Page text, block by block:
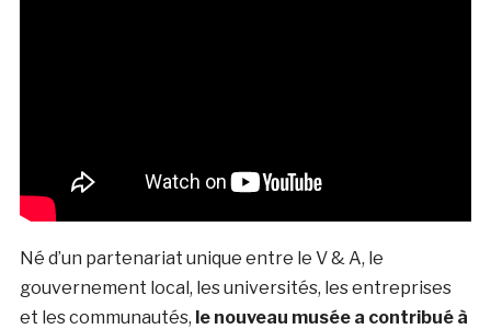
Né d’un partenariat unique entre le V & A, le
gouvernement local, les universités, les entreprises
et les communautés, le nouveau musée a contribué à